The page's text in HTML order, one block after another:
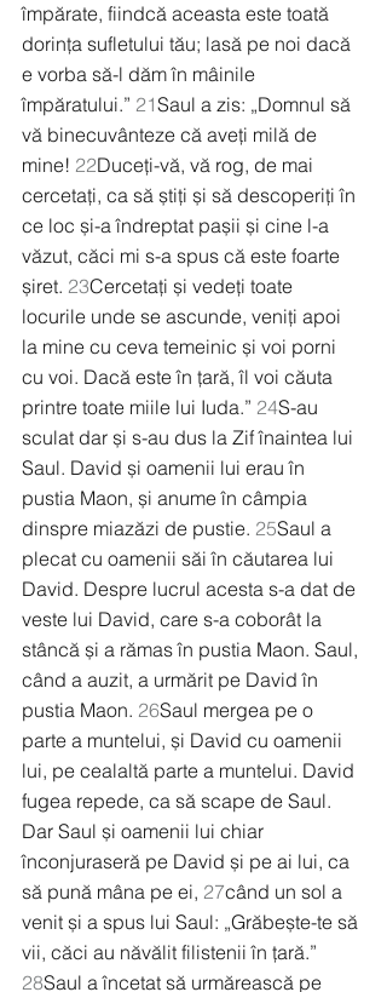
împărate, fiindcă aceasta este toată
dorința sufletului tău; lasă pe noi dacă
e vorba să-l dăm în mâinile
împăratului.” 21Saul a zis: „Domnul să
vă binecuvânteze că aveți milă de
mine! 22Duceți-vă, vă rog, de mai
cercetați, ca să știți și să descoperiți în
ce loc și-a îndreptat pașii și cine l-a
văzut, căci mi s-a spus că este foarte
șiret. 23Cercetați și vedeți toate
locurile unde se ascunde, veniți apoi
la mine cu ceva temeinic și voi porni
cu voi. Dacă este în țară, îl voi căuta
printre toate miile lui Iuda.” 24S-au
sculat dar și s-au dus la Zif înaintea lui
Saul. David și oamenii lui erau în
pustia Maon, și anume în câmpia
dinspre miazăzi de pustie. 25Saul a
plecat cu oamenii săi în căutarea lui
David. Despre lucrul acesta s-a dat de
veste lui David, care s-a coborât la
stâncă și a rămas în pustia Maon. Saul,
când a auzit, a urmărit pe David în
pustia Maon. 26Saul mergea pe o
parte a muntelui, și David cu oamenii
lui, pe cealaltă parte a muntelui. David
fugea repede, ca să scape de Saul.
Dar Saul și oamenii lui chiar
înconjuraseră pe David și pe ai lui, ca
să pună mâna pe ei, 27când un sol a
venit și a spus lui Saul: „Grăbește-te să
vii, căci au năvălit filistenii în țară.”
28Saul a încetat să urmărească pe